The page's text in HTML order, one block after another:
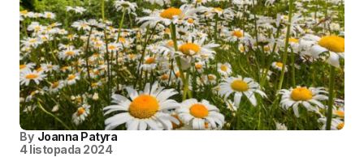
By Joanna Patyra
4 listopada 2024